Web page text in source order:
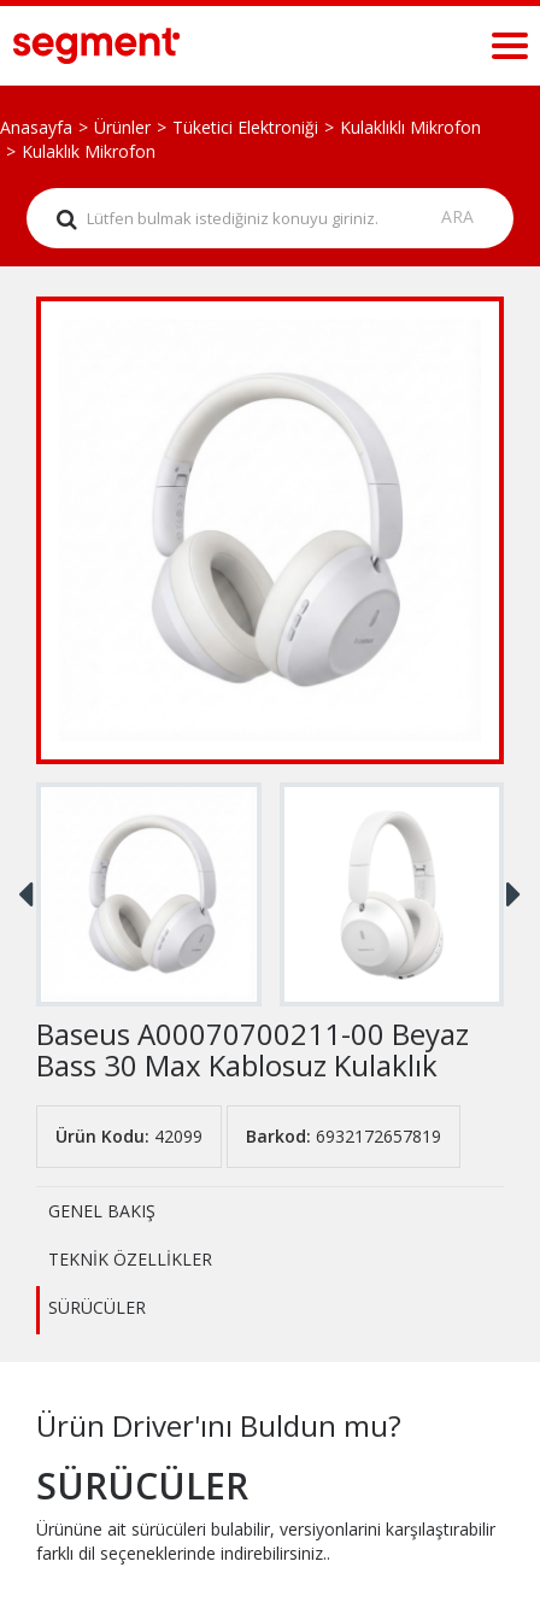
Anasayfa Ürünler Tüketici Elektroniği
Kulaklıklı Mikrofon
Kulaklık Mikrofon
Baseus A00070700211-00 Beyaz
Bass 30 Max Kablosuz Kulaklık
Ürün Kodu: 42099 Barkod: 6932172657819
GENEL BAKIŞ
TEKNİK ÖZELLİKLER
SÜRÜCÜLER
Ürün Driver'ını Buldun mu?
SÜRÜCÜLER
Ürününe ait sürücüleri bulabilir, versiyonlarini karşılaştırabilir
farklı dil seçeneklerinde indirebilirsiniz..